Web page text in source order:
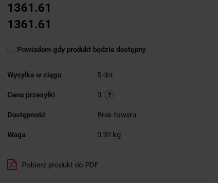
1361.61
1361.61
Powiadom gdy produkt będzie dostępny
Wysyłka w ciągu 5 dni
Cena przesyłki 0
Dostępność Brak towaru
Waga 0.92 kg
Pobierz produkt do PDF